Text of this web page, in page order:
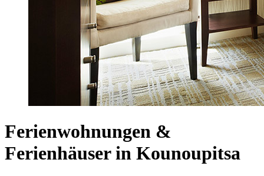
Ferienwohnungen &
Ferienhäuser in Kounoupitsa